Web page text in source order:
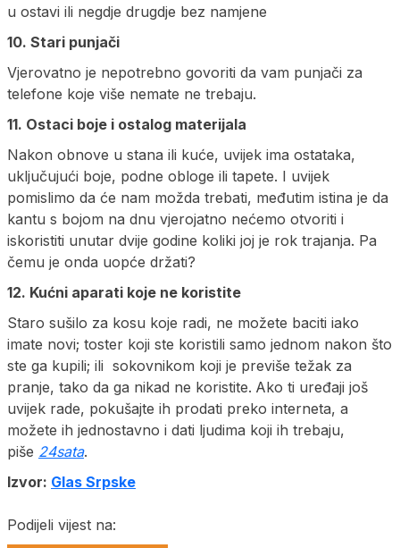
u ostavi ili negdje drugdje bez namjene
10. Stari punjači
Vjerovatno je nepotrebno govoriti da vam punjači za
telefone koje više nemate ne trebaju.
11. Ostaci boje i ostalog materijala
Nakon obnove u stana ili kuće, uvijek ima ostataka,
uključujući boje, podne obloge ili tapete. I uvijek
pomislimo da će nam možda trebati, međutim istina je da
kantu s bojom na dnu vjerojatno nećemo otvoriti i
iskoristiti unutar dvije godine koliki joj je rok trajanja. Pa
čemu je onda uopće držati?
12. Kućni aparati koje ne koristite
Staro sušilo za kosu koje radi, ne možete baciti iako
imate novi; toster koji ste koristili samo jednom nakon što
ste ga kupili; ili sokovnikom koji je previše težak za
pranje, tako da ga nikad ne koristite. Ako ti uređaji još
uvijek rade, pokušajte ih prodati preko interneta, a
možete ih jednostavno i dati ljudima koji ih trebaju,
piše 24sata.
Izvor: Glas Srpske
Podijeli vijest na: